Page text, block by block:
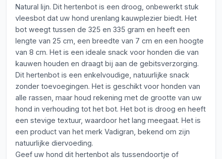
Natural lijn. Dit hertenbot is een droog, onbewerkt stuk
vleesbot dat uw hond urenlang kauwplezier biedt. Het
bot weegt tussen de 325 en 335 gram en heeft een
lengte van 25 cm, een breedte van 7 cm en een hoogte
van 8 cm. Het is een ideale snack voor honden die van
kauwen houden en draagt bij aan de gebitsverzorging.
Dit hertenbot is een enkelvoudige, natuurlijke snack
zonder toevoegingen. Het is geschikt voor honden van
alle rassen, maar houd rekening met de grootte van uw
hond in verhouding tot het bot. Het bot is droog en heeft
een stevige textuur, waardoor het lang meegaat. Het is
een product van het merk Vadigran, bekend om zijn
natuurlijke diervoeding.
Geef uw hond dit hertenbot als tussendoortje of